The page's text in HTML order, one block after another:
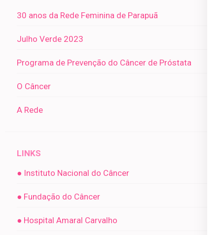
30 anos da Rede Feminina de Parapuã
Julho Verde 2023
Programa de Prevenção do Câncer de Próstata
O Câncer
A Rede
LINKS
● Instituto Nacional do Câncer
● Fundação do Câncer
● Hospital Amaral Carvalho